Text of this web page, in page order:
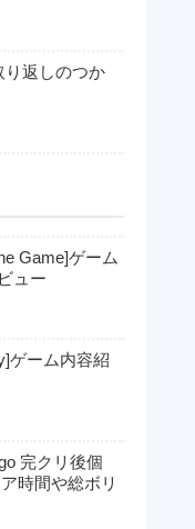
り返しのつか
Game]ゲーム
ュー
ゲーム内容紹
完クリ後個
時間や総ボリ